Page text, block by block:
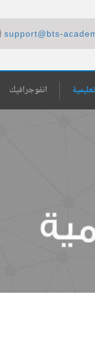
support@bts-
انفوجرافيك